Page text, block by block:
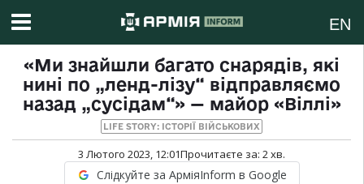
EN
«Ми знайшли багато снарядів, які
нині по „ленд-лізу“ відправляємо
назад „сусідам“» — майор «Віллі»
LIFE STORY: ІСТОРІЇ ВІЙСЬКОВИХ
3 Лютого 2023, 12:01Прочитаєте за: 2хв.
Слідкуйте за АрміяInform в Google